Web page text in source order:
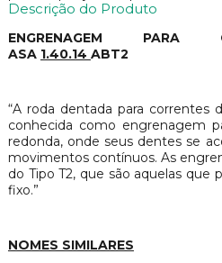
Descrição do Produto
ENGRENAGEM PARA
ASA 1.40.14 ABT2
“A roda dentada para correntes
conhecida como engrenagem
redonda, onde seus dentes se
movimentos contínuos. As
do Tipo T2, que são aquelas que
fixo.”
NOMES SIMILARES